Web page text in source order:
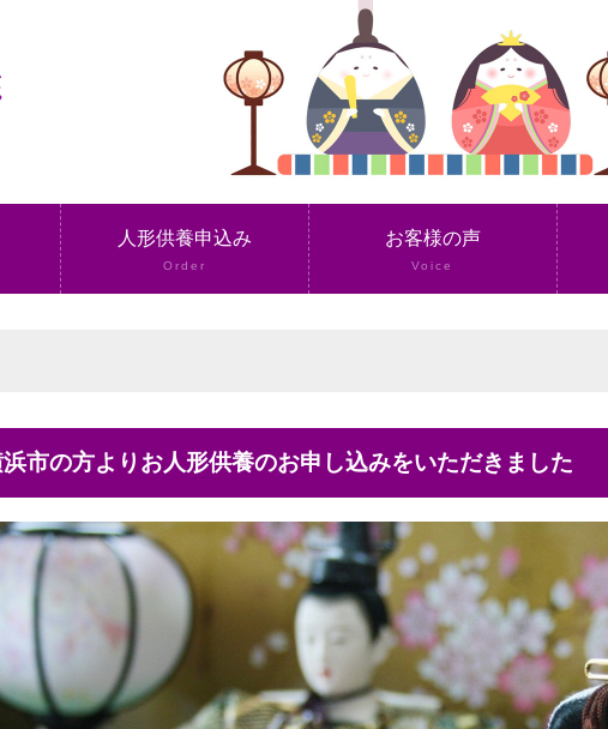
人形供養申込み
Order
お客様の声
Voice
横浜市の方よりお人形供養のお申し込みをいただきました